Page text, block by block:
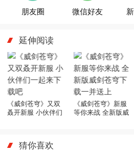
朋友圈 微信好友
延伸阅读
《威剑苍穹》又双
叒开新服 小伙伴们
《威剑苍穹》新服
等你来战 全新版威
猜你喜欢